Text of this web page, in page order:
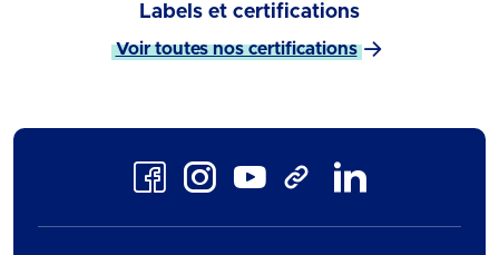
Labels et certifications
Voir toutes nos certifications
FacebookInstagramYoutube TikTok